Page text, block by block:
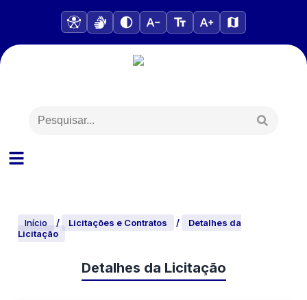
Início / Licitações e Contratos /
Detalhes da
Licitação
Detalhes da Licitação